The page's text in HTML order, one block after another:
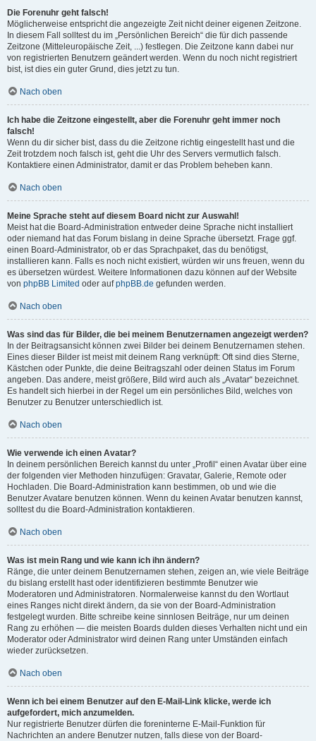
Die Forenuhr geht falsch!
Möglicherweise entspricht die angezeigte Zeit nicht deiner eigenen Zeitzone.
In diesem Fall solltest du im „Persönlichen Bereich“ die für dich passende
Zeitzone (Mitteleuropäische Zeit, ...) festlegen. Die Zeitzone kann dabei nur
von registrierten Benutzern geändert werden. Wenn du noch nicht registriert
bist, ist dies ein guter Grund, dies jetzt zu tun.
Nach oben
Ich habe die Zeitzone eingestellt, aber die Forenuhr geht immer noch
falsch!
Wenn du dir sicher bist, dass du die Zeitzone richtig eingestellt hast und die
Zeit trotzdem noch falsch ist, geht die Uhr des Servers vermutlich falsch.
Kontaktiere einen Administrator, damit er das Problem beheben kann.
Nach oben
Meine Sprache steht auf diesem Board nicht zur Auswahl!
Meist hat die Board-Administration entweder deine Sprache nicht installiert
oder niemand hat das Forum bislang in deine Sprache übersetzt. Frage ggf.
einen Board-Administrator, ob er das Sprachpaket, das du benötigst,
installieren kann. Falls es noch nicht existiert, würden wir uns freuen, wenn du
es übersetzen würdest. Weitere Informationen dazu können auf der Website
von phpBB Limited oder aufphpBB.de gefunden werden.
Nach oben
Was sind das für Bilder, die bei meinem Benutzernamen angezeigt werden?
In der Beitragsansicht können zwei Bilder bei deinem Benutzernamen stehen.
Eines dieser Bilder ist meist mit deinem Rang verknüpft: Oft sind dies Sterne,
Kästchen oder Punkte, die deine Beitragszahl oder deinen Status im Forum
angeben. Das andere, meist größere, Bild wird auch als „Avatar“ bezeichnet.
Es handelt sich hierbei in der Regel um ein persönliches Bild, welches von
Benutzer zu Benutzer unterschiedlich ist.
Nach oben
Wie verwende ich einen Avatar?
In deinem persönlichen Bereich kannst du unter „Profil“ einen Avatar über eine
der folgenden vier Methoden hinzufügen: Gravatar, Galerie, Remote oder
Hochladen. Die Board-Administration kann bestimmen, ob und wie die
Benutzer Avatare benutzen können. Wenn du keinen Avatar benutzen kannst,
solltest du die Board-Administration kontaktieren.
Nach oben
Was ist mein Rang und wie kann ich ihn ändern?
Ränge, die unter deinem Benutzernamen stehen, zeigen an, wie viele Beiträge
du bislang erstellt hast oder identifizieren bestimmte Benutzer wie
Moderatoren und Administratoren. Normalerweise kannst du den Wortlaut
eines Ranges nicht direkt ändern, da sie von der Board-Administration
festgelegt wurden. Bitte schreibe keine sinnlosen Beiträge, nur um deinen
Rang zu erhöhen — die meisten Boards dulden dieses Verhalten nicht und ein
Moderator oder Administrator wird deinen Rang unter Umständen einfach
wieder zurücksetzen.
Nach oben
Wenn ich bei einem Benutzer auf den E-Mail-Link klicke, werde ich
aufgefordert, mich anzumelden.
Nur registrierte Benutzer dürfen die foreninterne E-Mail-Funktion für
Nachrichten an andere Benutzer nutzen, falls diese von der Board-